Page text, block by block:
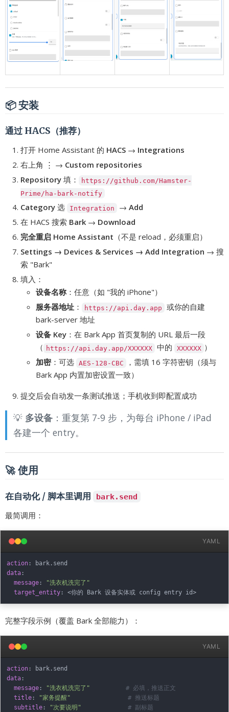
📦 安装
通过 HACS（推荐）
打开 Home Assistant 的 HACS → Integrations
右上角 ⋮ → Custom repositories
Repository 填：
https://github.com/Hamster-
Prime/ha-bark-notify
Category 选 Integration →Add
在 HACS 搜索 Bark → Download
完全重启 Home Assistant （不是 reload，必须重启）
Settings → Devices & Services → Add Integration → 搜
索 "Bark"
填入：
设备名称：任意（如 "我的 iPhone"）
服务器地址 ： https://api.day.app
或你的自建
bark-server 地址
设备 Key ：在 Bark App 首页复制的 URL 最后一段
（ https://api.day.app/XXXXXX 中的 XXXXXX ）
加密：可选 AES-128-CBC
，需填 16 字符密钥（须与
Bark App 内置加密设置一致）
提交后会自动发一条测试推送；手机收到即配置成功
💡 多设备 ：重复第 7-9 步，为每台 iPhone / iPad
各建一个 entry。
🚀 使用
在自动化 / 脚本里调用 bark.send
最简调用：
YAML
action :
data :
message :
"洗衣机洗完了"
target_entity : <你的 Bark 设备实体或 config entry id>
完整字段示例（覆盖 Bark 全部能力）：
YAML
action :
data :
message : "洗衣机洗完了"
# 必填，推送正文
title : "家务提醒"
# 推送标题
subtitle : "次要说明"
# 副标题